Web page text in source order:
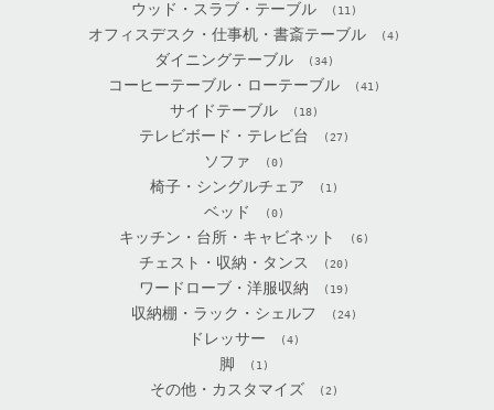
ウッド・スラブ・テーブル (11)
オフィスデスク・仕事机・書斎テーブル (4)
ダイニングテーブル (34)
コーヒーテーブル・ローテーブル (41)
サイドテーブル (18)
テレビボード・テレビ台 (27)
ソファ (0)
椅子・シングルチェア (1)
ベッド (0)
キッチン・台所・キャビネット (6)
チェスト・収納・タンス (20)
ワードローブ・洋服収納 (19)
収納棚・ラック・シェルフ (24)
ドレッサー (4)
脚 (1)
その他・カスタマイズ (2)